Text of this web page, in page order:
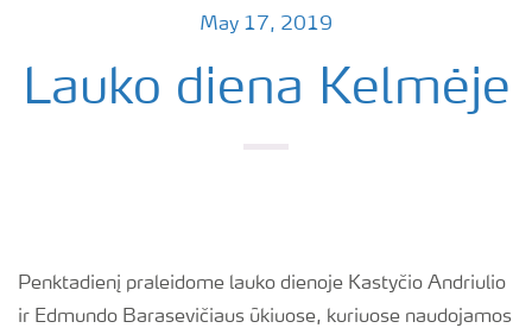
May 17, 2019
Lauko diena Kelmėje
Penktadienį praleidome lauko dienoje Kastyčio Andriulio
ir Edmundo Barasevičiaus ūkiuose, kuriuose naudojamos